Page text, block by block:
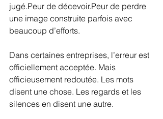
jugé.Peur de décevoir.Peur de perdre
une image construite parfois avec
beaucoup d’efforts.
Dans certaines entreprises, l’erreur est
officiellement acceptée. Mais
officieusement redoutée. Les mots
disent une chose. Les regards et les
silences en disent une autre.